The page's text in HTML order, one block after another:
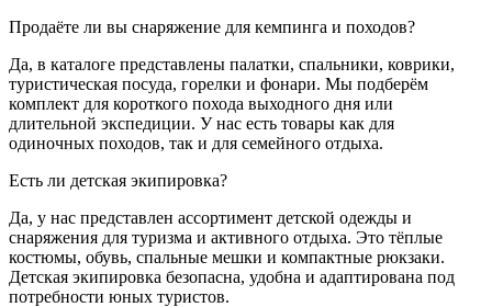
Продаёте ли вы снаряжение для кемпинга и походов?
Да, в каталоге представлены палатки, спальники, коврики,
туристическая посуда, горелки и фонари. Мы подберём
комплект для короткого похода выходного дня или
длительной экспедиции. У нас есть товары как для
одиночных походов, так и для семейного отдыха.
Есть ли детская экипировка?
Да, у нас представлен ассортимент детской одежды и
снаряжения для туризма и активного отдыха. Это тёплые
костюмы, обувь, спальные мешки и компактные рюкзаки.
Детская экипировка безопасна, удобна и адаптирована под
потребности юных туристов.